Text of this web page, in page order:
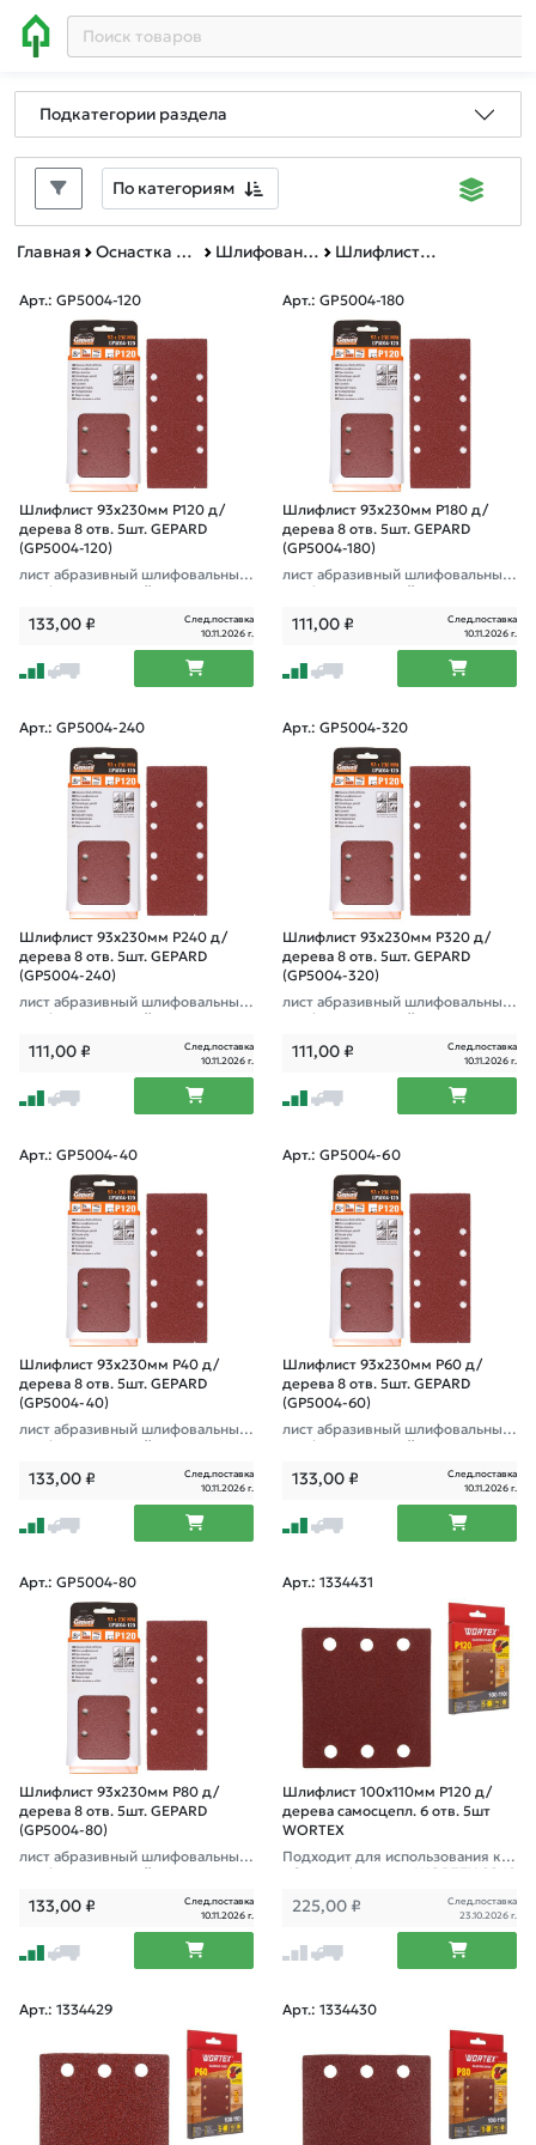
Подкатегории раздела
По категориям
Главная Оснастка к электроинструменту Шлифование и полирование Шлифлисты для виброшлифмашин
Арт.: GP5004-120
Шлифлист 93х230мм Р120 д/
дерева 8 отв. 5шт. GEPARD
(GP5004-120)
лист абразивный шлифовальный
перфорированный
133,00₽
След.поставка
10.11.2026 г.
Арт.: GP5004-180
Шлифлист 93х230мм Р180 д/
дерева 8 отв. 5шт. GEPARD
(GP5004-180)
лист абразивный шлифовальный
перфорированный
111,00₽
След.поставка
10.11.2026 г.
Арт.: GP5004-240
Шлифлист 93х230мм Р240 д/
дерева 8 отв. 5шт. GEPARD
(GP5004-240)
лист абразивный шлифовальный
перфорированный
111,00₽
След.поставка
10.11.2026 г.
Арт.: GP5004-320
Шлифлист 93х230мм Р320 д/
дерева 8 отв. 5шт. GEPARD
(GP5004-320)
лист абразивный шлифовальный
перфорированный
111,00₽
След.поставка
10.11.2026 г.
Арт.: GP5004-40
Шлифлист 93х230мм Р40 д/
дерева 8 отв. 5шт. GEPARD
(GP5004-40)
лист абразивный шлифовальный
перфорированный
133,00₽
След.поставка
10.11.2026 г.
Арт.: GP5004-60
Шлифлист 93х230мм Р60 д/
дерева 8 отв. 5шт. GEPARD
(GP5004-60)
лист абразивный шлифовальный
перфорированный
133,00₽
След.поставка
10.11.2026 г.
Арт.: GP5004-80
Шлифлист 93х230мм Р80 д/
дерева 8 отв. 5шт. GEPARD
(GP5004-80)
лист абразивный шлифовальный
перфорированный
133,00₽
След.поставка
10.11.2026 г.
Арт.: 1334431
Шлифлист 100х110мм Р120 д/
дерева самосцепл. 6 отв. 5шт
WORTEX
Подходит для использования к в
иброшлифмашине WORTEX SS 10
225,00 ₽
След.поставка
23.10.2026 г.
Арт.: 1334429 Арт.: 1334430